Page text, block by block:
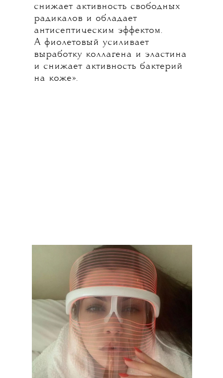
снижает активность свободных
радикалов и обладает
антисептическим эффектом.
А фиолетовый усиливает
выработку коллагена и эластина
и снижает активность бактерий
на коже».